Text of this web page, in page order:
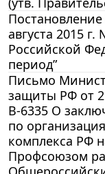
августа 2015
Российской
период”
Письмо
защиты РФ от 2
В-6335 О
по
комплекса РФ
Профсоюзом